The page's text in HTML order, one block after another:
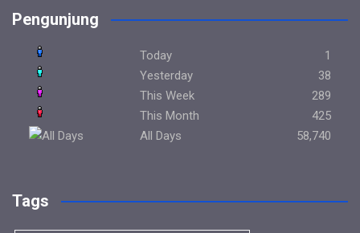
Pengunjung
Today
1
Yesterday
38
This Week
289
This Month
425
All Days
58,740
Tags